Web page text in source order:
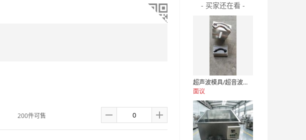
- 买家还在看 -
超声波模具/超音波焊机螺丝/螺丝/超音波螺丝
面议
200件可售